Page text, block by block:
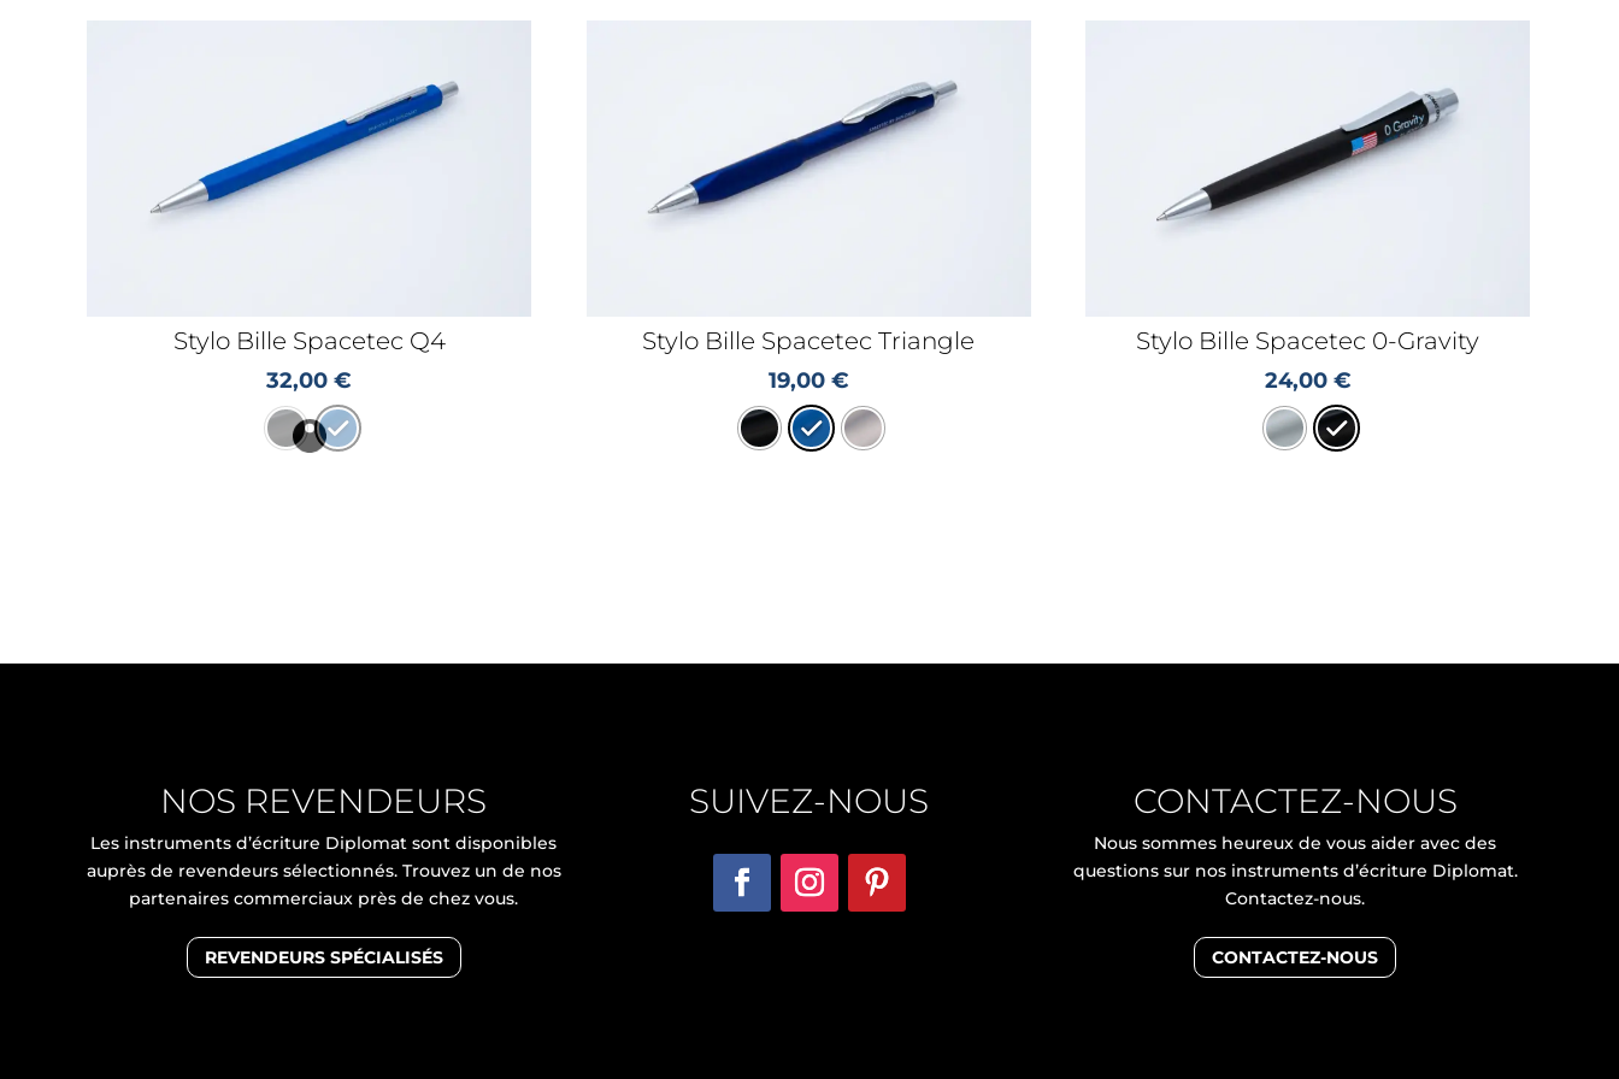
Stylo Bille Spacetec Q4
32,00 €
Stylo Bille Spacetec Triangle
19,00 €
Stylo Bille Spacetec 0-Gravity
24,00 €
NOS REVENDEURS
Les instruments d’écriture Diplomat sont disponibles
auprès de revendeurs sélectionnés. Trouvez un de nos
partenaires commerciaux près de chez vous.
REVENDEURS SPÉCIALISÉS
SUIVEZ-NOUS CONTACTEZ-NOUS
Nous sommes heureux de vous aider avec des
questions sur nos instruments d’écriture Diplomat.
Contactez-nous.
CONTACTEZ-NOUS